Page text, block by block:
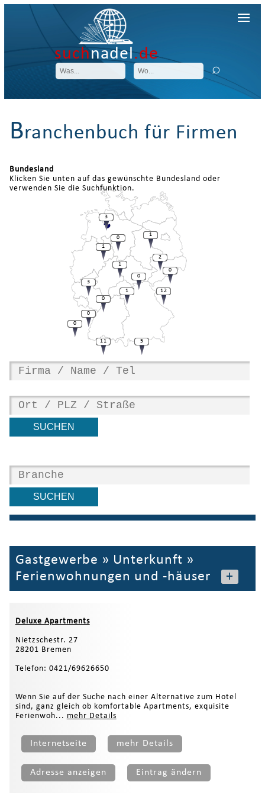
suchnadel.de
Branchenbuch für Firmen
Bundesland
Klicken Sie unten auf das gewünschte Bundesland oder
verwenden Sie die Suchfunktion.
12
0
3
2
0
1
0
3
1
1
0
0
0
11
1
5
Gastgewerbe » Unterkunft »
Ferienwohnungen und -häuser
+
Deluxe Apartments
Nietzschestr. 27
28201 Bremen
Telefon: 0421/69626650
Wenn Sie auf der Suche nach einer Alternative zum Hotel
sind, ganz gleich ob komfortable Apartments, exquisite
Ferienwoh... mehr Details
Internetseite mehr Details
Adresse anzeigen Eintrag ändern